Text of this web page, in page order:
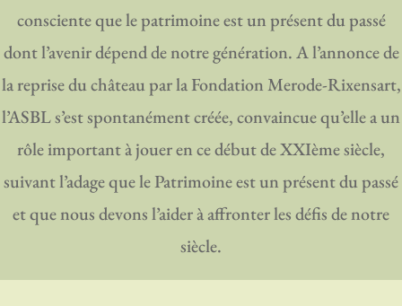
consciente que le patrimoine est un présent du passé
dont l’avenir dépend de notre génération. A l’annonce de
la reprise du château par la Fondation Merode-Rixensart,
l’ASBL s’est spontanément créée, convaincue qu’elle a un
rôle important à jouer en ce début de XXIème siècle,
suivant l’adage que le Patrimoine est un présent du passé
et que nous devons l’aider à affronter les défis de notre
siècle.